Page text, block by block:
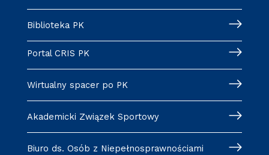
Biblioteka PK
Portal CRIS PK
Wirtualny spacer po PK
Akademicki Związek Sportowy
Biuro ds. Osób z Niepełnosprawnościami